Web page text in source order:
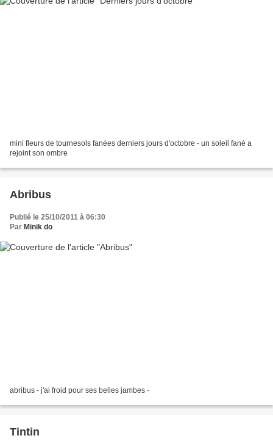
mini fleurs de tournesols fanées derniers jours d'octobre - un soleil fané a
rejoint son ombre
Abribus
Publié le 25/10/2011 à 06:30
Par Minik do
abribus - j'ai froid pour ses belles jambes -
Tintin